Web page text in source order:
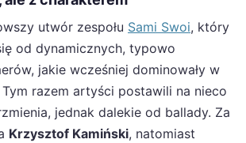
utwór zespołu Sami Swoi, który
od dynamicznych, typowo
jakie wcześniej dominowały w
razem artyści postawili na nieco
jednak dalekie od ballady. Za
Krzysztof Kamiński, natomiast